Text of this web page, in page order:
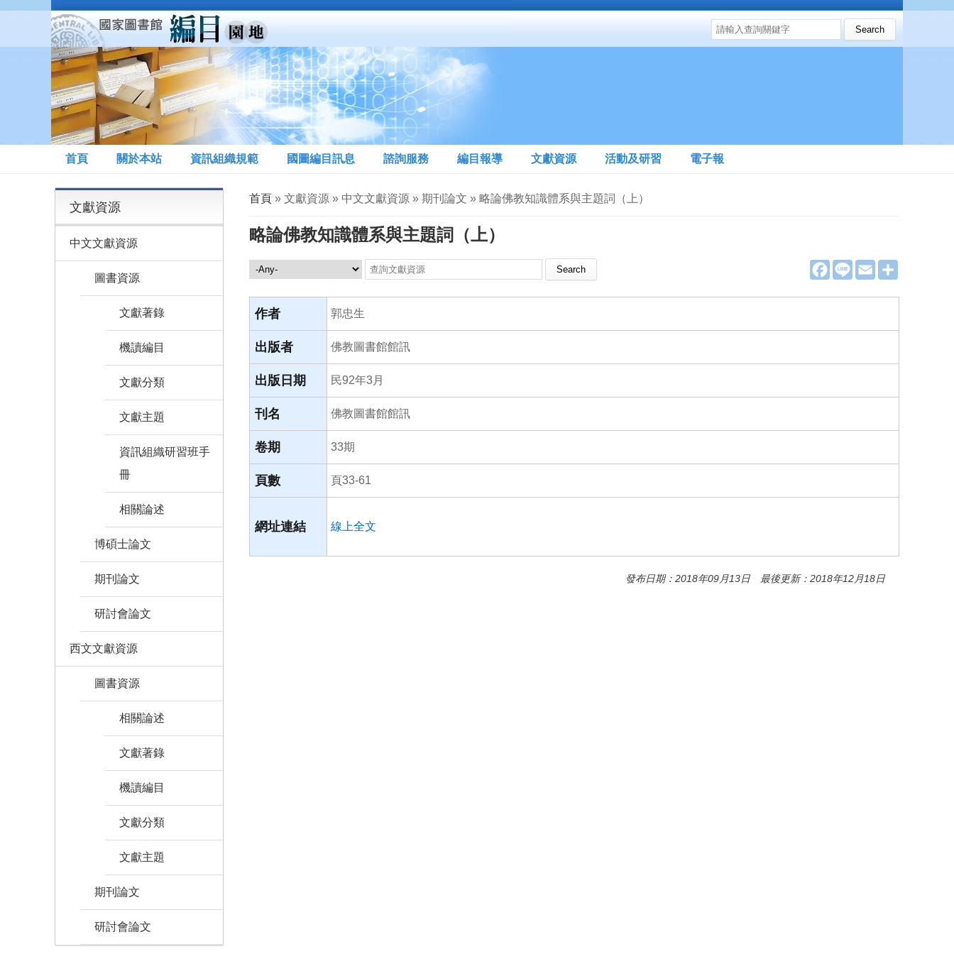
移至主內容
搜尋表單
Search this site
首頁 關於本站 資訊組織規範 國圖編目訊息 諮詢服務 編目報導 文獻資源 活動及研習 電子報
您在這裡
首頁» 文獻資源 » 中文文獻資源 » 期刊論文 » 略論佛教知識體系與主題詞（上）
略論佛教知識體系與主題詞（上）
F
a
e
o
L
e
E
m
i
文獻資源 Search this site
作者 郭忠生
出版者 佛教圖書館館訊
出版日期 民92年3月
刊名 佛教圖書館館訊
卷期 33期
頁數 頁33-61
網址連結 線上全文
發布日期：2018年09月13日 最後更新：2018年12月18日
文獻資源
中文文獻資源
圖書資源
文獻著錄
機讀編目
文獻分類
文獻主題
資訊組織研習班手
冊
相關論述
博碩士論文
期刊論文
研討會論文
西文文獻資源
圖書資源
相關論述
文獻著錄
機讀編目
文獻分類
文獻主題
期刊論文
研討會論文